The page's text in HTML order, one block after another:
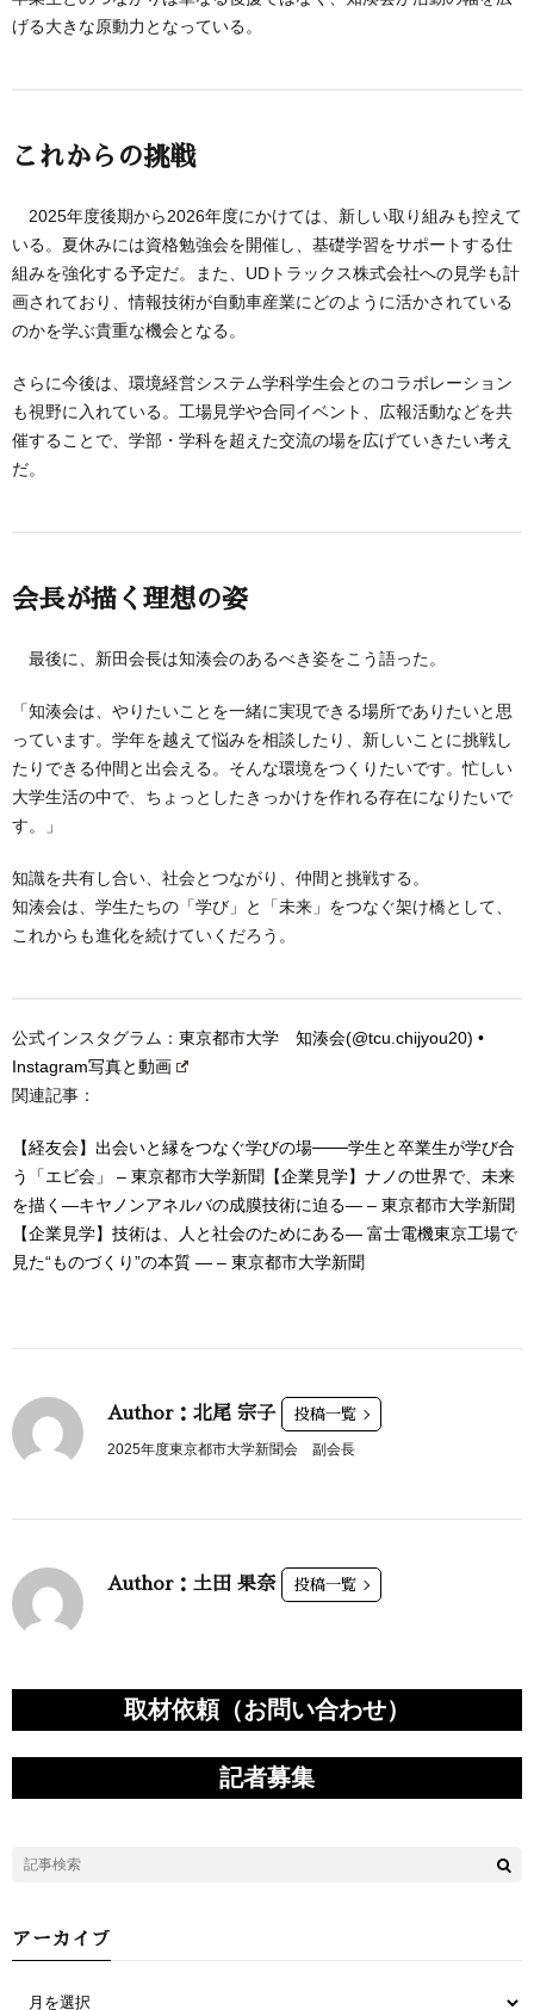
げる大きな原動力となっている。
これからの挑戦
2025年度後期から2026年度にかけては、新しい取り組みも控えて
いる。夏休みには資格勉強会を開催し、基礎学習をサポートする仕
組みを強化する予定だ。また、UDトラックス株式会社への見学も計
画されており、情報技術が自動車産業にどのように活かされている
のかを学ぶ貴重な機会となる。
さらに今後は、環境経営システム学科学生会とのコラボレーション
も視野に入れている。工場見学や合同イベント、広報活動などを共
催することで、学部・学科を超えた交流の場を広げていきたい考え
だ。
会長が描く理想の姿
最後に、新田会長は知湊会のあるべき姿をこう語った。
「知湊会は、やりたいことを一緒に実現できる場所でありたいと思
っています。学年を越えて悩みを相談したり、新しいことに挑戦し
たりできる仲間と出会える。そんな環境をつくりたいです。忙しい
大学生活の中で、ちょっとしたきっかけを作れる存在になりたいで
す。」
知識を共有し合い、社会とつながり、仲間と挑戦する。
知湊会は、学生たちの「学び」と「未来」をつなぐ架け橋として、
これからも進化を続けていくだろう。
公式インスタグラム： 東京都市大学 知湊会(@tcu.chijyou20) •
Instagram写真と動画
関連記事：
【経友会】出会いと縁をつなぐ学びの場───学生と卒業生が学び合
う「エビ会」 – 東京都市大学新聞 【企業見学】ナノの世界で、未来
を描く—キヤノンアネルバの成膜技術に迫る— – 東京都市大学新聞
【企業見学】技術は、人と社会のためにある― 富士電機東京工場で
見た“ものづくり”の本質 ― – 東京都市大学新聞
Author：北尾 宗子 投稿一覧
2025年度東京都市大学新聞会 副会長
Author：土田 果奈 投稿一覧
取材依頼（お問い合わせ）
記者募集
アーカイブ